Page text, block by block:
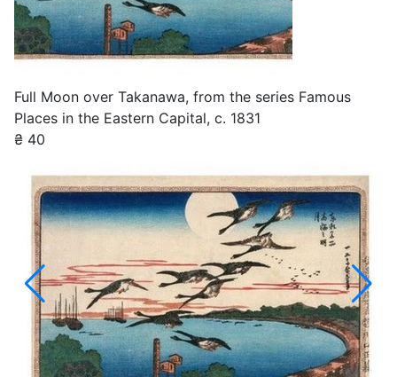
Full Moon over Takanawa, from the series Famous
Places in the Eastern Capital, c. 1831
₴ 40